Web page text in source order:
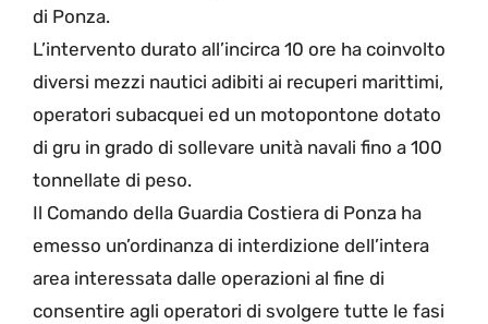
di Ponza.
L’intervento durato all’incirca 10 ore ha coinvolto
diversi mezzi nautici adibiti ai recuperi marittimi,
operatori subacquei ed un motopontone dotato
di gru in grado di sollevare unità navali fino a 100
tonnellate di peso.
Il Comando della Guardia Costiera di Ponza ha
emesso un’ordinanza di interdizione dell’intera
area interessata dalle operazioni al fine di
consentire agli operatori di svolgere tutte le fasi